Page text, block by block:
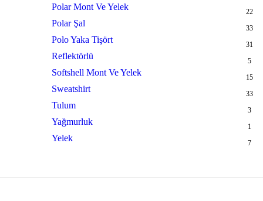
Polar Mont Ve Yelek 22
Polar Şal 33
Polo Yaka Tişört 31
Reflektörlü 5
Softshell Mont Ve Yelek 15
Sweatshirt 33
Tulum 3
Yağmurluk 1
Yelek 7